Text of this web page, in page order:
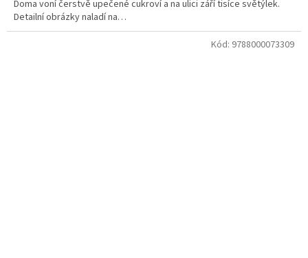
Doma voní čerstvě upečené cukroví a na ulici září tisíce světýlek.
Detailní obrázky naladí na…
Kód: 9788000073309